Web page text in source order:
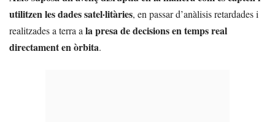
utilitzen les dades satel·litàries, en passar d’anàlisis retardades i
realitzades a terra a la presa de decisions en temps real
directament en òrbita.